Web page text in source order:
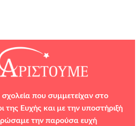
που συμμετείχαν στο
της Ευχής και με την υποστήριξή
την παρούσα ευχή